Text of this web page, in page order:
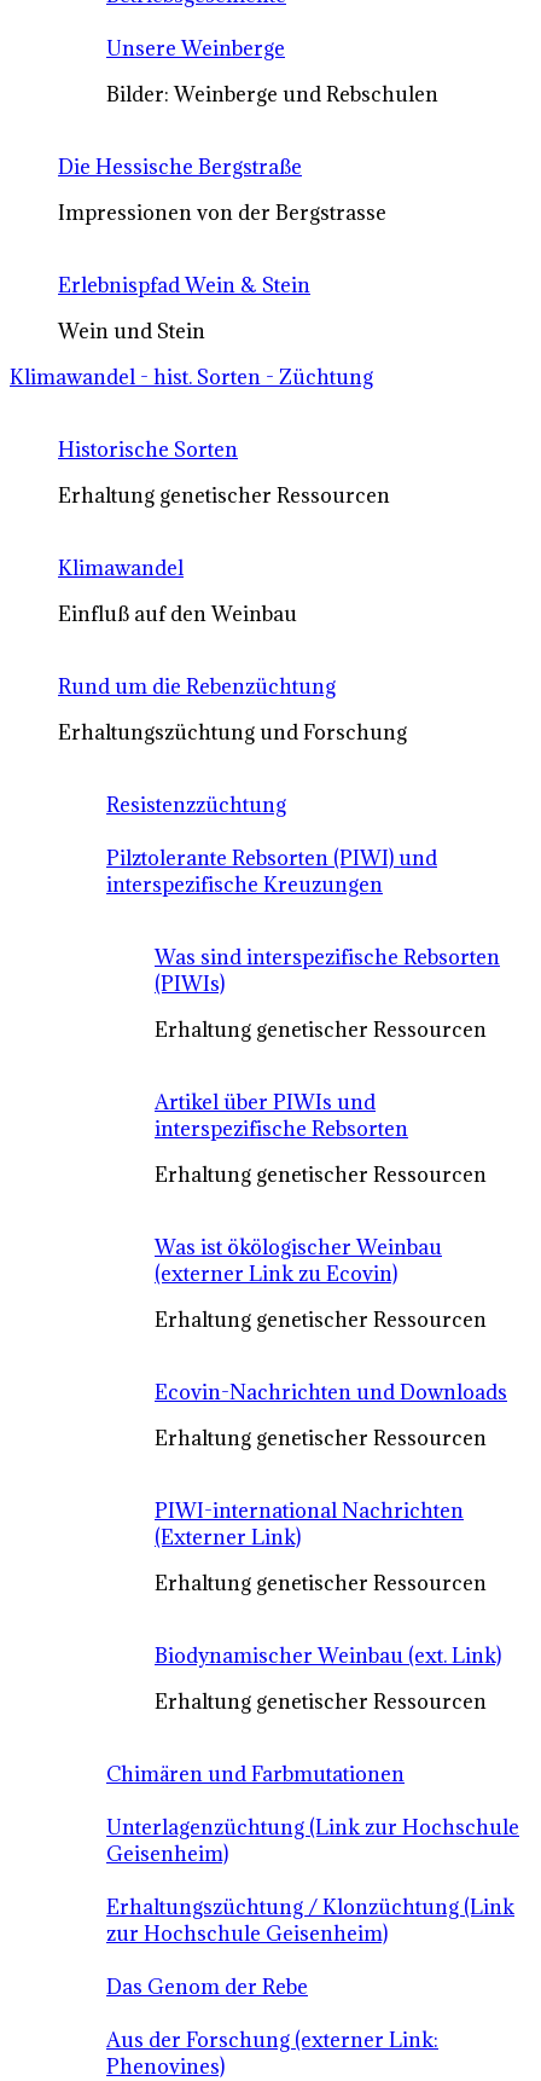
Unsere Weinberge
Bilder: Weinberge und Rebschulen
Die Hessische Bergstraße
Impressionen von der Bergstrasse
Erlebnispfad Wein & Stein
Wein und Stein
Klimawandel - hist. Sorten - Züchtung
Historische Sorten
Erhaltung genetischer Ressourcen
Klimawandel
Einfluß auf den Weinbau
Rund um die Rebenzüchtung
Erhaltungszüchtung und Forschung
Resistenzzüchtung
Pilztolerante Rebsorten (PIWI) und
interspezifische Kreuzungen
Was sind interspezifische Rebsorten
(PIWIs)
Erhaltung genetischer Ressourcen
Artikel über PIWIs und
interspezifische Rebsorten
Erhaltung genetischer Ressourcen
Was ist ökölogischer Weinbau
(externer Link zu Ecovin)
Erhaltung genetischer Ressourcen
Ecovin-Nachrichten und Downloads
Erhaltung genetischer Ressourcen
PIWI-international Nachrichten
(Externer Link)
Erhaltung genetischer Ressourcen
Biodynamischer Weinbau (ext. Link)
Erhaltung genetischer Ressourcen
Chimären und Farbmutationen
Unterlagenzüchtung (Link zur Hochschule
Geisenheim)
Erhaltungszüchtung / Klonzüchtung (Link
zur Hochschule Geisenheim)
Das Genom der Rebe
Aus der Forschung (externer Link:
Phenovines)